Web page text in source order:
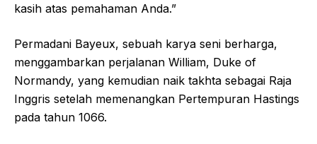
kasih atas pemahaman Anda.”
Permadani Bayeux, sebuah karya seni berharga,
menggambarkan perjalanan William, Duke of
Normandy, yang kemudian naik takhta sebagai Raja
Inggris setelah memenangkan Pertempuran Hastings
pada tahun 1066.